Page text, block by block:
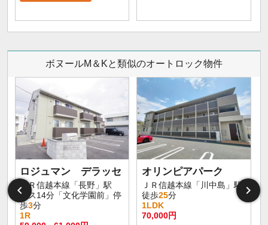
ボヌールM＆Kと類似のオートロック物件
ロジュマン デラッセ
ＪＲ信越本線「長野」駅
バス14分「文化学園前」停
歩3分
1R
オリンピアパーク
ＪＲ信越本線「川中島」駅
徒歩25分
1LDK
70,000円